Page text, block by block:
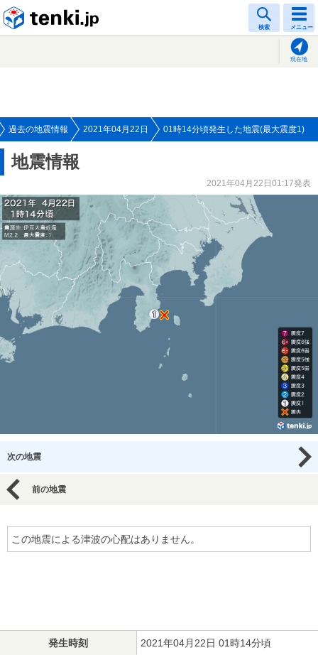
検索 メニュー
現在地
過去の地震情報 2021年04月22日 01時14分頃発生した地震(最大震度1)
地震情報
2021年04月22日01:17発表
次の地震
前の地震
この地震による津波の心配はありません。
発生時刻 2021年04月22日 01時14分頃